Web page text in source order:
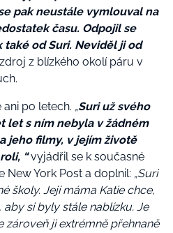
pak neustále vymlouval na
času. Odpojil se
také od Suri. Neviděl ji od
z blízkého okolí páru v
po letech. „Suri už svého
let s ním nebyla v žádném
jeho filmy, v jejím životě
“vyjádřil se k současné
New York Post a doplnil: „Suri
školy. Její máma Katie chce,
si byly stále nablízku. Je
zároveň ji extrémně přehnaně